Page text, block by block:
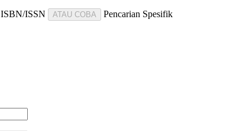
ISBN/ISSN ATAU COBA Pencarian Spesifik